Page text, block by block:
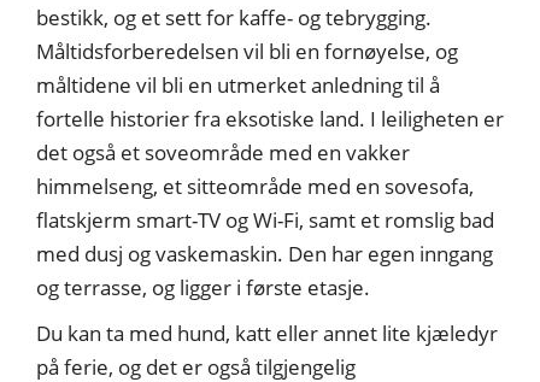
bestikk, og et sett for kaffe- og tebrygging.
Måltidsforberedelsen vil bli en fornøyelse, og
måltidene vil bli en utmerket anledning til å
fortelle historier fra eksotiske land. I leiligheten er
det også et soveområde med en vakker
himmelseng, et sitteområde med en sovesofa,
flatskjerm smart-TV og Wi-Fi, samt et romslig bad
med dusj og vaskemaskin. Den har egen inngang
og terrasse, og ligger i første etasje.
Du kan ta med hund, katt eller annet lite kjæledyr
på ferie, og det er også tilgjengelig